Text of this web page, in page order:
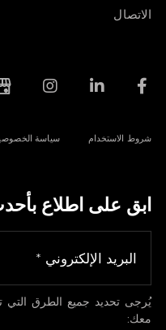
الاتصال
شروط الاستخدام سياسة
ابق على اطلاع
معك: